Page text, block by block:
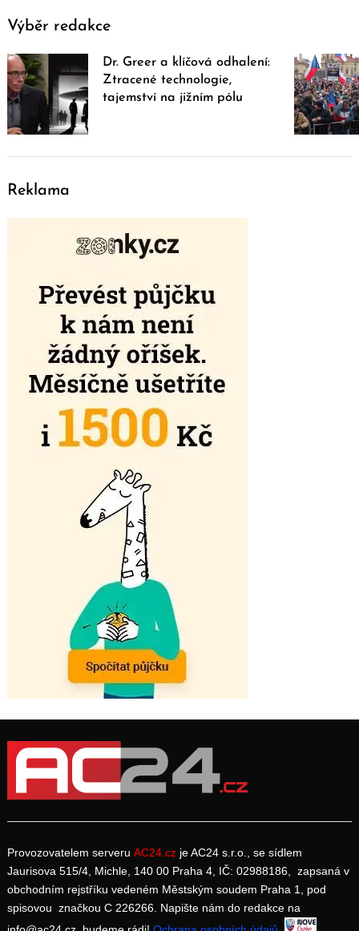
Výběr redakce
Dr. Greer a klíčová odhalení:
Ztracené technologie,
tajemství na jižním pólu
Reklama
Provozovatelem serveru AC24.cz je AC24 s.r.o., se sídlem
Jaurisova 515/4, Michle, 140 00 Praha 4, IČ: 02988186, zapsaná v
obchodním rejstříku vedeném Městským soudem Praha 1, pod
spisovou značkou C 226266. Napište nám do redakce na